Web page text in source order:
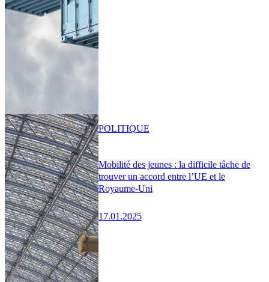
Mobilité des jeunes : la difficile tâche de
trouver un accord entre l’UE et le
Royaume-Uni
17.01.2025
POLITIQUE